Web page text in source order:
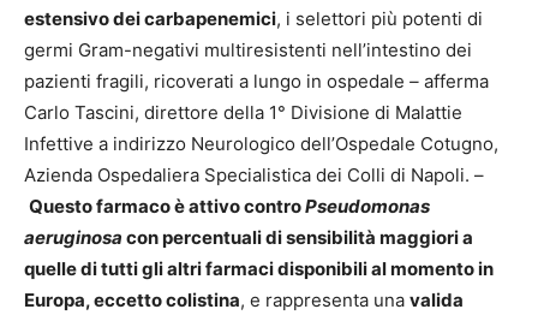
estensivo dei carbapenemici, i selettori più potenti di
germi Gram-negativi multiresistenti nell’intestino dei
pazienti fragili, ricoverati a lungo in ospedale – afferma
Carlo Tascini, direttore della 1° Divisione di Malattie
Infettive a indirizzo Neurologico dell’Ospedale Cotugno,
Azienda Ospedaliera Specialistica dei Colli di Napoli. –
Questo farmaco è attivo controPseudomonas
aeruginosa con percentuali di sensibilità maggiori a
quelle di tutti gli altri farmaci disponibili al momento in
Europa, eccetto colistina, e rappresenta una valida